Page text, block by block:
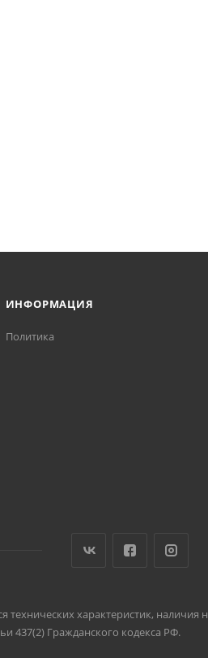
ИНФОРМАЦИЯ
Политика
характеристик,
437(2) Гражданского кодекса РФ.